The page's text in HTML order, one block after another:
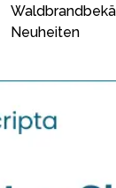
Neuheiten